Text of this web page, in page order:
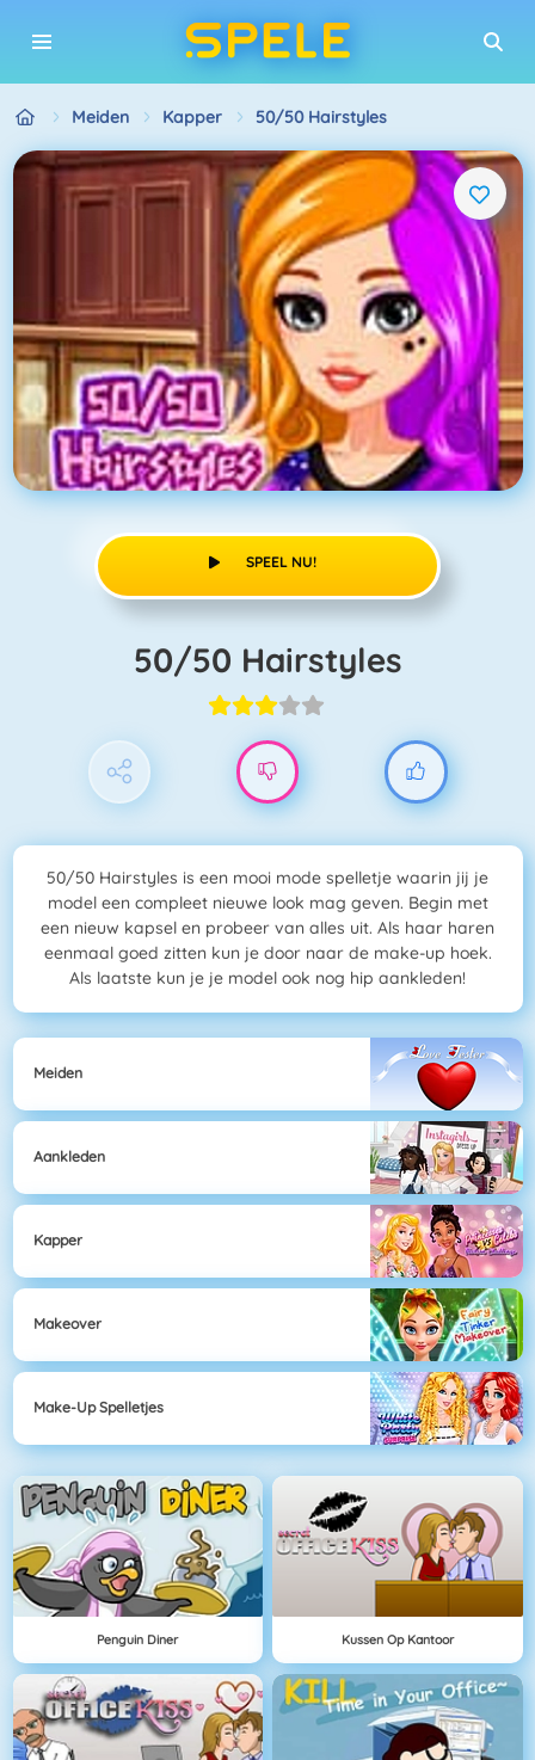
Meiden Kapper 50/50 Hairstyles
SPEEL NU!
50/50 Hairstyles
50/50 Hairstyles is een mooi mode spelletje waarin jij je
model een compleet nieuwe look mag geven. Begin met
een nieuw kapsel en probeer van alles uit. Als haar haren
eenmaal goed zitten kun je door naar de make-up hoek.
Als laatste kun je je model ook nog hip aankleden!
Meiden
Aankleden
Kapper
Makeover
Make-Up Spelletjes
Penguin Diner Kussen Op Kantoor